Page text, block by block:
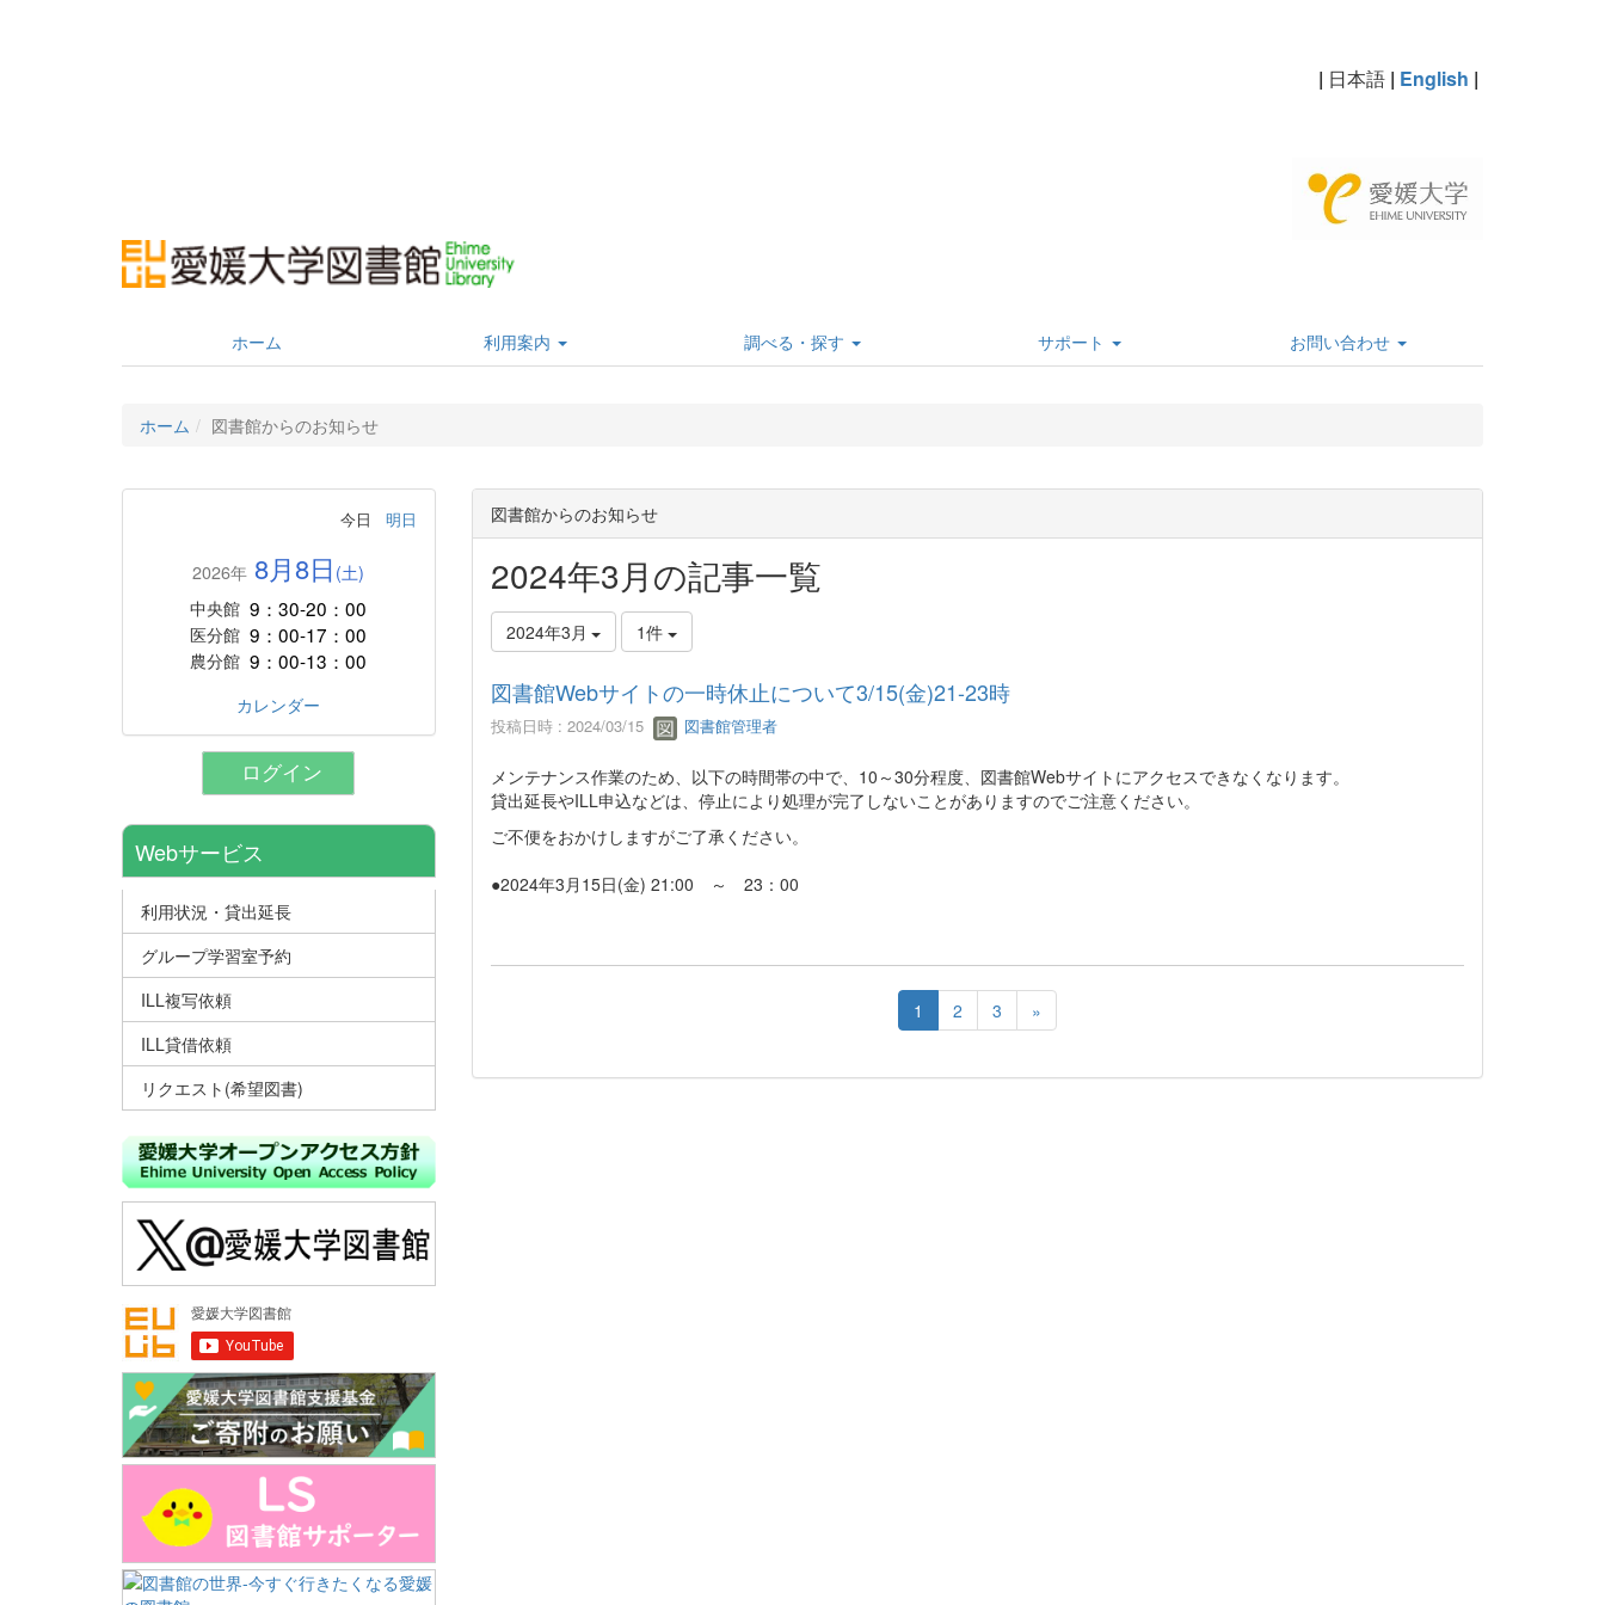
| 日本語 | English |
ホーム 利用案内 調べる・探す サポート お問い合わせ
ホーム 図書館からのお知らせ
図書館からのお知らせ
2024年3月の記事一覧
2024年3月 1件
図書館Webサイトの一時休止について3/15(金)21-23時
投稿日時 : 2024/03/15 図書館管理者
メンテナンス作業のため、以下の時間帯の中で、10～30分程度、図書館Webサイトにアクセスできなくなります。
貸出延長やILL申込などは、停止により処理が完了しないことがありますのでご注意ください。
ご不便をおかけしますがご了承ください。
●2024年3月15日(金) 21:00 ～ 23：00
1 2 3 »
今日 明日
2026年 8月8日 (土)
中央館 9：30-20：00
医分館 9：00-17：00
農分館 9：00-13：00
カレンダー
ログイン
Webサービス
利用状況・貸出延長
グループ学習室予約
ILL複写依頼
ILL貸借依頼
リクエスト(希望図書)